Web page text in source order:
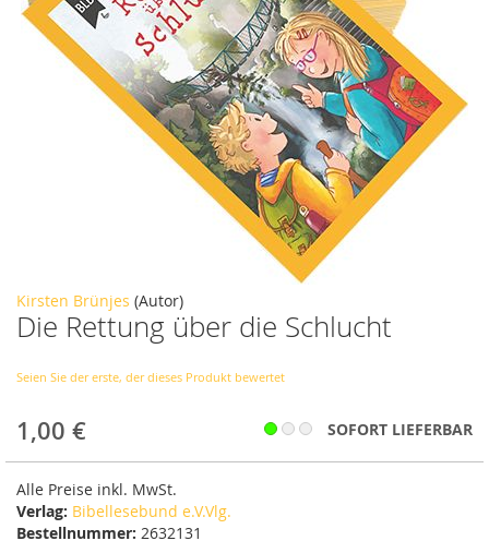
Kirsten Brünjes (Autor)
Die Rettung über die Schlucht
Seien Sie der erste, der dieses Produkt bewertet
1,00 € SOFORT LIEFERBAR
Alle Preise inkl. MwSt.
Verlag: Bibellesebund e.V.Vlg.
Bestellnummer: 2632131
Zum
Anfang
der
springen